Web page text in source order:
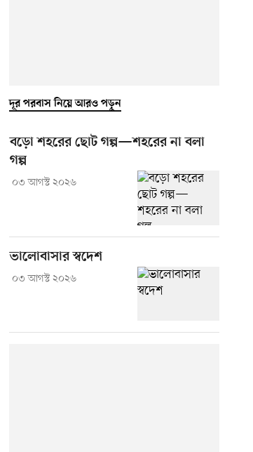
দূর পরবাস নিয়ে আরও পড়ুন
বড়ো শহরের ছোট গল্প—শহরের না বলা
গল্প
০৩ আগস্ট ২০২৬
ভালোবাসার স্বদেশ
০৩ আগস্ট ২০২৬